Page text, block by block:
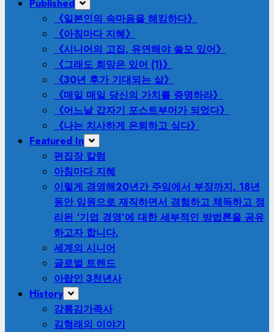
Published
《일본인의 속마음을 해킹하다》
《아침마다 지혜》
《시니어의 고집, 유연해야 쓸모 있어》
《그래도 희망은 있어 (1)》
《30년 후가 기대되는 삶》
《매일 매일 당신의 가치를 증명하라》
《어느날 갑자기 포스트부머가 되었다》
《나는 치사하게 은퇴하고 싶다》
Featured In
편집장 칼럼
아침마다 지혜
이렇게 경영해20년간 주임에서 부장까지, 18년
동안 임원으로 재직하면서 경험하고 체득하고 정
리된 ‘기업 경영’에 대한 세부적인 방법론을 공유
하고자 합니다.
세계의 시니어
글로벌 트렌드
아랍인 3천년사
History
강릉김가족사
김형래의 이야기